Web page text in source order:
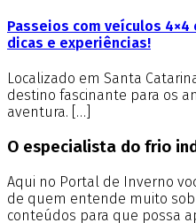
Passeios com veículos 4×4
dicas e experiências!
Localizado em Santa
destino fascinante para os
aventura. […]
O especialista do frio
Aqui no Portal de Inverno
de quem entende muito
conteúdos para que possa